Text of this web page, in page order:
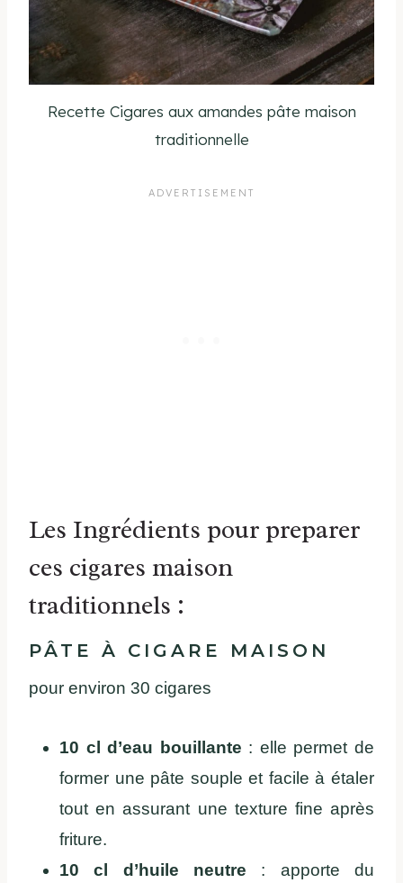
Recette Cigares aux amandes pâte maison
traditionnelle
Les Ingrédients pour preparer
ces cigares maison
traditionnels :
PÂTE À CIGARE MAISON
pour environ 30 cigares
10 cl d’eau bouillante : elle permet de
former une pâte souple et facile à étaler
tout en assurant une texture fine après
friture.
10 cl d’huile neutre : apporte du